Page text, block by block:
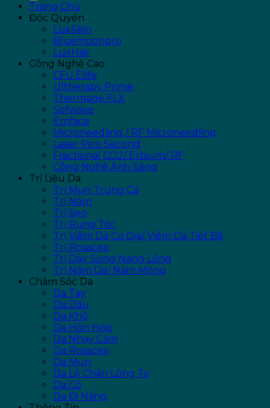
Trang Chủ
Độc Quyền
LuxSkin
Bluemoonpro
LuxHair
Công Nghệ Cao
CFU Èlife
Ultherapy Prime
Thermage FLX
Sofwave
Emface
Microneedling / RF Microneedling
Laser Pico Second
Fractional CO2/ Erbium/ RF
Công Nghệ Ánh Sáng
Trị Liệu Da
Trị Mụn Trứng Cá
Trị Nám
Trị Sẹo
Trị Rụng Tóc
Trị Viêm Da Cơ Địa/ Viêm Da Tiết Bã
Trị Rosacea
Trị Dày Sừng Nang Lông
Trị Nấm Da/ Nấm Móng
Chăm Sóc Da
Da Tay
Da Dầu
Da Khô
Da Hỗn Hợp
Da Nhạy Cảm
Da Rosacea
Da Mụn
Da Lỗ Chân Lông To
Da Cổ
Da Đi Nắng